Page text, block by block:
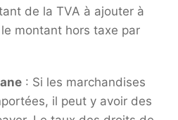
de la TVA à ajouter à
montant hors taxe par
: Si les marchandises
il peut y avoir des